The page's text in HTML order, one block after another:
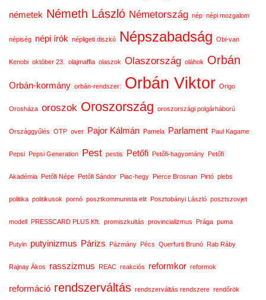
németek Németh László Németország nép népi mozgalom
népiség népi írók népligeti diszkó Népszabadság Obi-van
Kenobi október 23. olajmaffia olaszok Olaszország oláhok Orbán
Orbán-kormány orbán-rendszer: Orbán Viktor Origo
Orosháza oroszok Oroszország oroszországi polgárháború
Országgyűlés OTP over Pajor Kálmán Pamela Parlament Paul Kagame
Pepsi Pepsi Generation Pest pestis Petőfi Petőfi-hagyomány Petőfi
Akadémia Petőfi Népe Petőfi Sándor Piac-hegy Pierce Brosnan Pirtó plebs
politika politikusok pornó posztkommunista elit Posztobányi László posztszovjet
modell PRESSCARD PLUS Kft. promiszkuitás provincializmus Prága puma
Putyin putyinizmus Párizs Pázmány Pécs Querfurti Brunó Rab Ráby
Rajnay Ákos rasszizmus REAC reakciós reformkor reformok
reformáció rendszerváltás rendszerváltás rendszere rendőrök